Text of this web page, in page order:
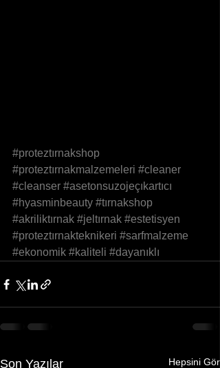
#proteztırnakshop
#proteztırnakmalzemeleri #cleaner
#cleanser #asetonsuzojeçıkartıcı
#hyasminbeauty #tırnakshop
#akriliktırnak #jeltırnak #estetisyen
#proteztırnakteknikeri #sarfmalzeme
#ekonomik #kaliteli #dayanıklı
Son Yazılar Hepsini Gör